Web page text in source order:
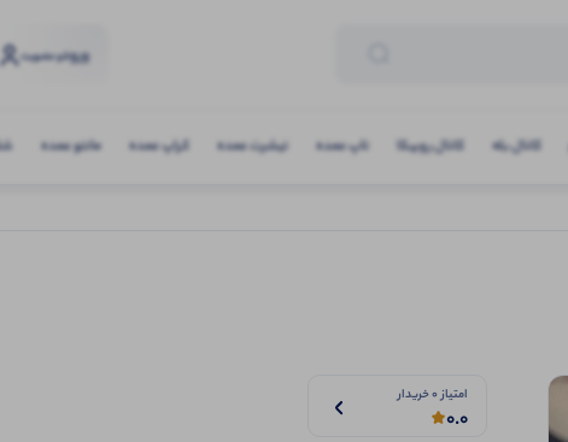
ورودو عضویت
کانال بله کانال روبیکا تاپ عمده تیشرت عمده کراپ عمده مانتو عمده
امتیاز 0 خریدار
0.0